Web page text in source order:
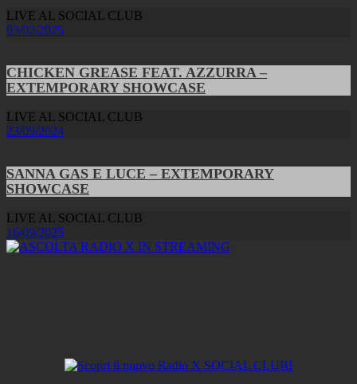
LIVE AL SOCIAL CLUB
03/02/2025
CHICKEN GREASE FEAT. AZZURRA –
EXTEMPORARY SHOWCASE
LIVE AL SOCIAL CLUB
23/09/2024
SANNA GAS E LUCE – EXTEMPORARY
SHOWCASE
LIVE AL SOCIAL CLUB
16/09/2025